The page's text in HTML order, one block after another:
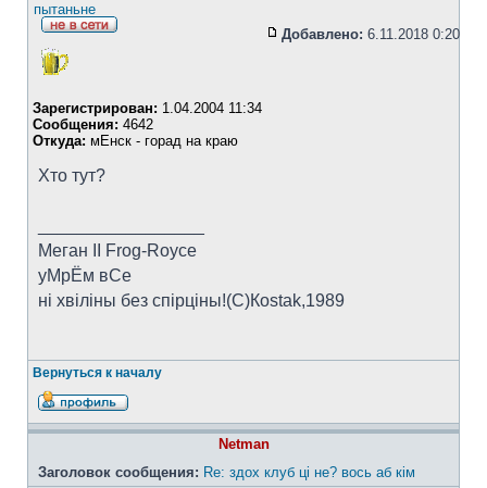
пытаньне
Добавлено: 6.11.2018 0:20
Зарегистрирован: 1.04.2004 11:34
Сообщения: 4642
Откуда: мЕнск - горад на краю
Хто тут?
Меган II Frog-Royce
уМрЁм вСе
ні хвіліны без спірціны!(C)Коstak,1989
Вернуться к началу
Netman
Заголовок сообщения: Re: здох клуб ці не? вось аб кім